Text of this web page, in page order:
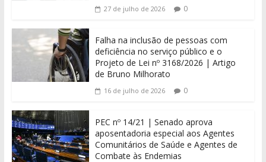
27 de julho de 2026 0
Falha na inclusão de pessoas com
deficiência no serviço público e o
Projeto de Lei nº 3168/2026 | Artigo
de Bruno Milhorato
16 de julho de 2026 0
PEC nº 14/21 | Senado aprova
aposentadoria especial aos Agentes
Comunitários de Saúde e Agentes de
Combate às Endemias